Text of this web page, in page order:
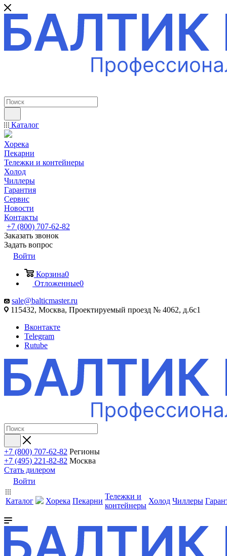
Каталог
Хорека
Пекарни
Тележки и контейнеры
Холод
Чиллеры
Гарантия
Сервис
Новости
Контакты
+7 (800) 707-62-82
Заказать звонок
Задать вопрос
Войти
Корзина0
Отложенные0
sale@balticmaster.ru
115432, Москва, Проектируемый проезд № 4062, д.6с1
Вконтакте
Telegram
Rutube
+7 (800) 707-62-82 Регионы
+7 (495) 221-82-82 Москва
Стать дилером
Войти
Каталог Хорека Пекарни
Тележки и
контейнеры
Холод Чиллеры